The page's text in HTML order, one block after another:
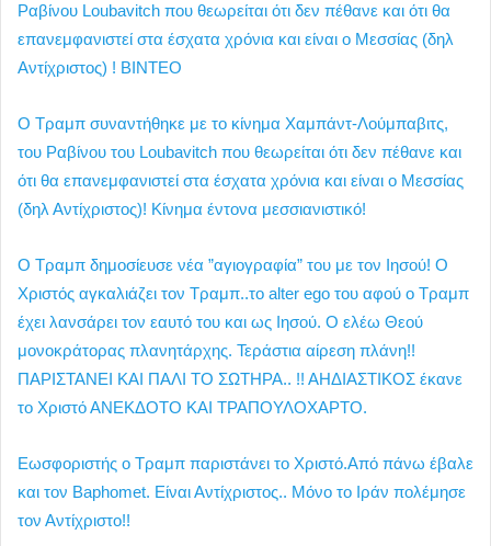
Ραβίνου Loubavitch που θεωρείται ότι δεν πέθανε και ότι θα
επανεμφανιστεί στα έσχατα χρόνια και είναι ο Μεσσίας (δηλ
Αντίχριστος) ! ΒΙΝΤΕΟ
Ο Τραμπ συναντήθηκε με το κίνημα Χαμπάντ-Λούμπαβιτς,
του Ραβίνου του Loubavitch που θεωρείται ότι δεν πέθανε και
ότι θα επανεμφανιστεί στα έσχατα χρόνια και είναι ο Μεσσίας
(δηλ Αντίχριστος)! Κίνημα έντονα μεσσιανιστικό!
Ο Τραμπ δημοσίευσε νέα ”αγιογραφία” του με τον Ιησού! Ο
Χριστός αγκαλιάζει τον Τραμπ..το alter ego του αφού ο Τραμπ
έχει λανσάρει τον εαυτό του και ως Ιησού. Ο ελέω Θεού
μονοκράτορας πλανητάρχης. Τεράστια αίρεση πλάνη!!
ΠΑΡΙΣΤΑΝΕΙ ΚΑΙ ΠΑΛΙ ΤΟ ΣΩΤΗΡΑ.. !! ΑΗΔΙΑΣΤΙΚΟΣ έκανε
το Χριστό ΑΝΕΚΔΟΤΟ ΚΑΙ ΤΡΑΠΟΥΛΟΧΑΡΤΟ.
Εωσφοριστής ο Τραμπ παριστάνει το Χριστό.Από πάνω έβαλε
και τον Baphomet. Είναι Αντίχριστος.. Μόνο το Ιράν πολέμησε
τον Αντίχριστο!!